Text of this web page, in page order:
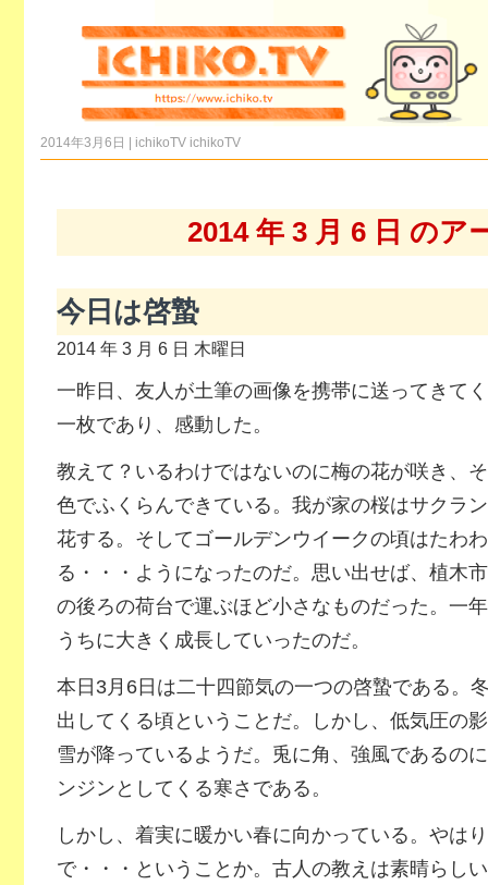
2014年3月6日 | ichikoTV ichikoTV
2014 年 3 月 6 日 のア
今日は啓蟄
2014 年 3 月 6 日 木曜日
一昨日、友人が土筆の画像を携帯に送ってきて
一枚であり、感動した。
教えて？いるわけではないのに梅の花が咲き、
色でふくらんできている。我が家の桜はサクラ
花する。そしてゴールデンウイークの頃はたわ
る・・・ようになったのだ。思い出せば、植木
の後ろの荷台で運ぶほど小さなものだった。一
うちに大きく成長していったのだ。
本日3月6日は二十四節気の一つの啓蟄である。
出してくる頃ということだ。しかし、低気圧の
雪が降っているようだ。兎に角、強風であるの
ンジンとしてくる寒さである。
しかし、着実に暖かい春に向かっている。やは
で・・・ということか。古人の教えは素晴らし